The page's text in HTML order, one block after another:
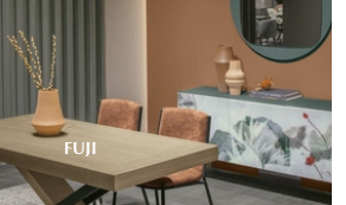
FUJI